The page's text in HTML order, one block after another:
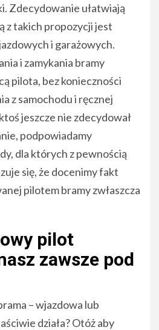
Zdecydowanie ułatwiają
z takich propozycji jest
i garażowych.
i zamykania bramy
pilota, bez konieczności
z samochodu i ręcznej
jeszcze nie zdecydował
podpowiadamy
dla których z pewnością
się, że docenimy fakt
pilotem bramy zwłaszcza
pilot
zawsze pod
– wjazdowa lub
działa? Otóż aby